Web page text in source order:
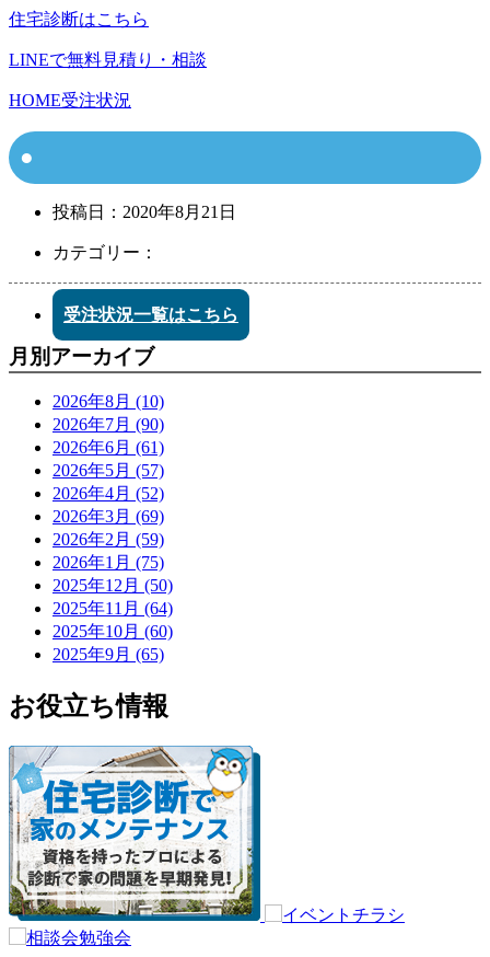
住宅診断はこちら
LINEで無料見積り・相談
HOME受注状況
投稿日： 2020年8月21日
カテゴリー：
受注状況一覧はこちら
月別アーカイブ
2026年8月 (10)
2026年7月 (90)
2026年6月 (61)
2026年5月 (57)
2026年4月 (52)
2026年3月 (69)
2026年2月 (59)
2026年1月 (75)
2025年12月 (50)
2025年11月 (64)
2025年10月 (60)
2025年9月 (65)
お役立ち情報